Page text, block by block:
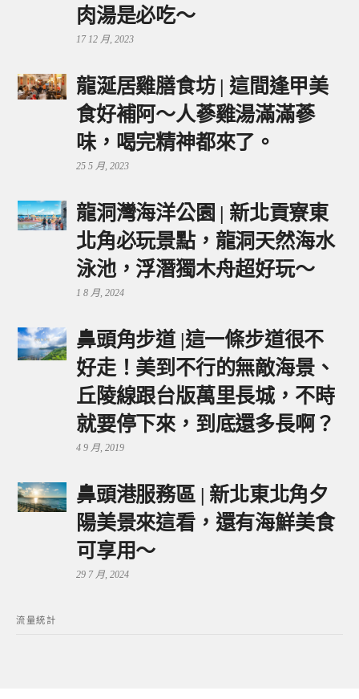
肉湯是必吃～
17 12 月, 2023
龍涎居雞膳食坊 | 這間逢甲美
食好補阿～人蔘雞湯滿滿蔘
味，喝完精神都來了。
25 5 月, 2023
龍洞灣海洋公園 | 新北貢寮東
北角必玩景點，龍洞天然海水
泳池，浮潛獨木舟超好玩～
1 8 月, 2024
鼻頭角步道 |這一條步道很不
好走！美到不行的無敵海景、
丘陵線跟台版萬里長城，不時
就要停下來，到底還多長啊？
4 9 月, 2019
鼻頭港服務區 | 新北東北角夕
陽美景來這看，還有海鮮美食
可享用～
29 7 月, 2024
流量統計